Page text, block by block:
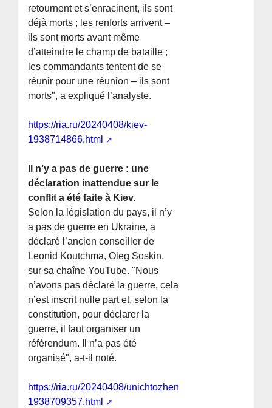
retournent et s’enracinent, ils sont
déjà morts ; les renforts arrivent –
ils sont morts avant même
d’atteindre le champ de bataille ;
les commandants tentent de se
réunir pour une réunion – ils sont
morts", a expliqué l’analyste.
https://ria.ru/20240408/kiev-
1938714866.html
Il n’y a pas de guerre : une
déclaration inattendue sur le
conflit a été faite à Kiev.
Selon la législation du pays, il n’y
a pas de guerre en Ukraine, a
déclaré l’ancien conseiller de
Leonid Koutchma, Oleg Soskin,
sur sa chaîne YouTube. "Nous
n’avons pas déclaré la guerre, cela
n’est inscrit nulle part et, selon la
constitution, pour déclarer la
guerre, il faut organiser un
référendum. Il n’a pas été
organisé", a-t-il noté.
https://ria.ru/20240408/unichtozhenie-
1938709357.html